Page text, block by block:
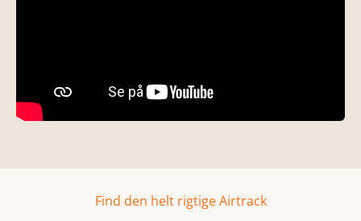
Find den helt rigtige Airtrack